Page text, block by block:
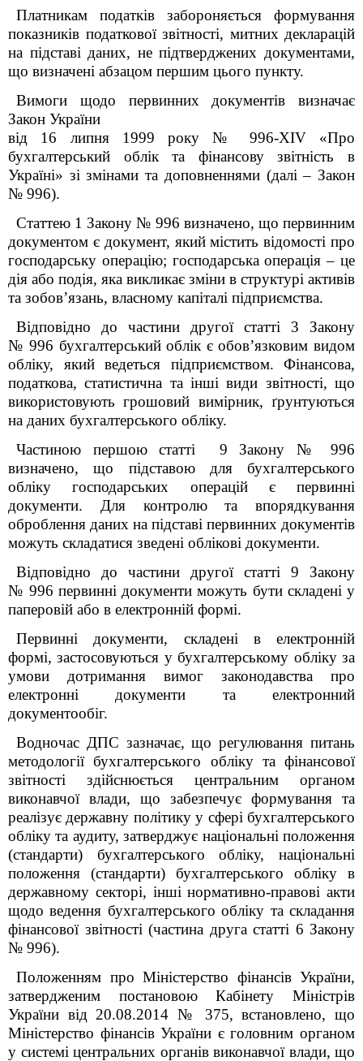
Платникам податків забороняється формування
показників податкової звітності, митних декларацій
на підставі даних, не підтверджених документами,
що визначені абзацом першим цього пункту.
Вимоги щодо первинних документів визначає
Закон України
від 16 липня 1999 року № 996-XIV «Про
бухгалтерський облік та фінансову звітність в
Україні» зі змінами та доповненнями (далі – Закон
№ 996).
Статтею 1 Закону № 996 визначено, що первинним
документом є документ, який містить відомості про
господарську операцію; господарська операція – це
дія або подія, яка викликає зміни в структурі активів
та зобов’язань, власному капіталі підприємства.
Відповідно до частини другої статті 3 Закону
№ 996 бухгалтерський облік є обов’язковим видом
обліку, який ведеться підприємством. Фінансова,
податкова, статистична та інші види звітності, що
використовують грошовий вимірник, ґрунтуються
на даних бухгалтерського обліку.
Частиною першою статті 9 Закону № 996
визначено, що підставою для бухгалтерського
обліку господарських операцій є первинні
документи. Для контролю та впорядкування
оброблення даних на підставі первинних документів
можуть складатися зведені облікові документи.
Відповідно до частини другої статті 9 Закону
№ 996 первинні документи можуть бути складені у
паперовій або в електронній формі.
Первинні документи, складені в електронній
формі, застосовуються у бухгалтерському обліку за
умови дотримання вимог законодавства про
електронні документи та електронний
документообіг.
Водночас ДПС зазначає, що регулювання питань
методології бухгалтерського обліку та фінансової
звітності здійснюється центральним органом
виконавчої влади, що забезпечує формування та
реалізує державну політику у сфері бухгалтерського
обліку та аудиту, затверджує національні положення
(стандарти) бухгалтерського обліку, національні
положення (стандарти) бухгалтерського обліку в
державному секторі, інші нормативно-правові акти
щодо ведення бухгалтерського обліку та складання
фінансової звітності (частина друга статті 6 Закону
№ 996).
Положенням про Міністерство фінансів України,
затвердженим постановою Кабінету Міністрів
України від 20.08.2014 № 375, встановлено, що
Міністерство фінансів України є головним органом
у системі центральних органів виконавчої влади, що